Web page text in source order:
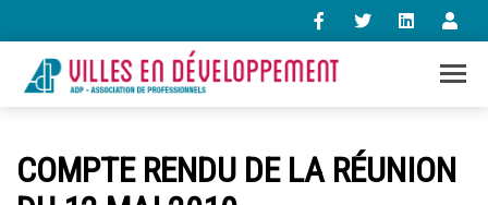
contact@villes-developpement.org
COMPTE RENDU DE LA RÉUNION